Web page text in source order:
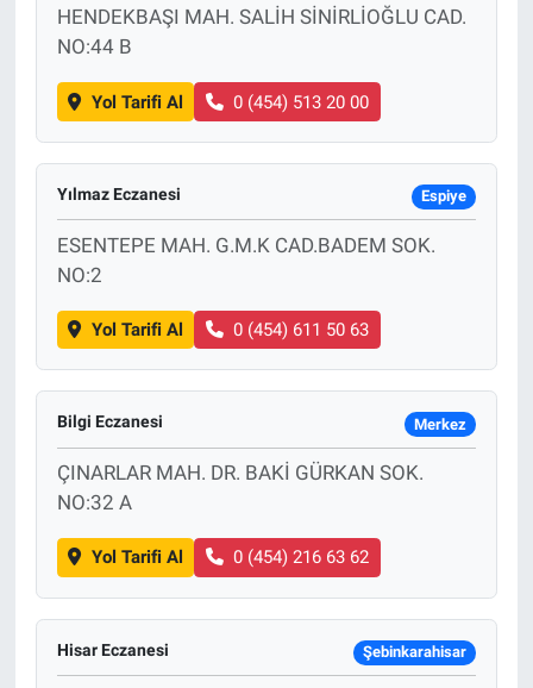
HENDEKBAŞI MAH. SALİH SİNİRLİOĞLU CAD.
NO:44 B
Yol Tarifi Al 0 (454) 513 20 00
Yılmaz Eczanesi Espiye
ESENTEPE MAH. G.M.K CAD.BADEM SOK.
NO:2
Yol Tarifi Al 0 (454) 611 50 63
Bilgi Eczanesi Merkez
ÇINARLAR MAH. DR. BAKİ GÜRKAN SOK.
NO:32 A
Yol Tarifi Al 0 (454) 216 63 62
Hisar Eczanesi Şebinkarahisar